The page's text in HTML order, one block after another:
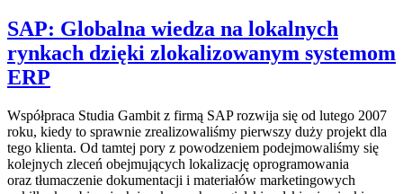
SAP: Globalna wiedza na lokalnych
rynkach dzięki zlokalizowanym systemom
ERP
Współpraca Studia Gambit z firmą SAP rozwija się od lutego 2007
roku, kiedy to sprawnie zrealizowaliśmy pierwszy duży projekt dla
tego klienta. Od tamtej pory z powodzeniem podejmowaliśmy się
kolejnych zleceń obejmujących lokalizację oprogramowania
oraz tłumaczenie dokumentacji i materiałów marketingowych